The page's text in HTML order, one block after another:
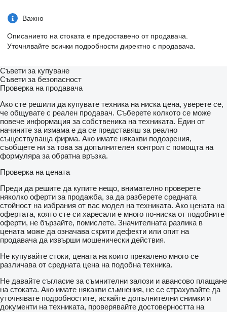
Важно
Описанието на стоката е предоставено от продавача.
Уточнявайте всички подробности директно с продавача.
Съвети за купуване
Съвети за безопасност
Проверка на продавача
Ако сте решили да купувате техника на ниска цена, уверете се,
че общувате с реален продавач. Съберете колкото се може
повече информация за собственика на техниката. Един от
начините за измама е да се представяш за реално
съществуваща фирма. Ако имате някакви подозрения,
съобщете ни за това за допълнителен контрол с помощта на
формуляра за обратна връзка.
Проверка на цената
Преди да решите да купите нещо, внимателно проверете
няколко оферти за продажба, за да разберете средната
стойност на избрания от вас модел на техниката. Ако цената на
офертата, която сте си харесали е много по-ниска от подобните
оферти, не бързайте, помислете. Значителната разлика в
цената може да означава скрити дефекти или опит на
продавача да извърши мошенически действия.
Не купувайте стоки, цената на които прекалено много се
различава от средната цена на подобна техника.
Не давайте съгласие за съмнителни залози и авансово плащане
на стоката. Ако имате някакви съмнения, не се страхувайте да
уточнявате подробностите, искайте допълнителни снимки и
документи на техниката, проверявайте достоверността на